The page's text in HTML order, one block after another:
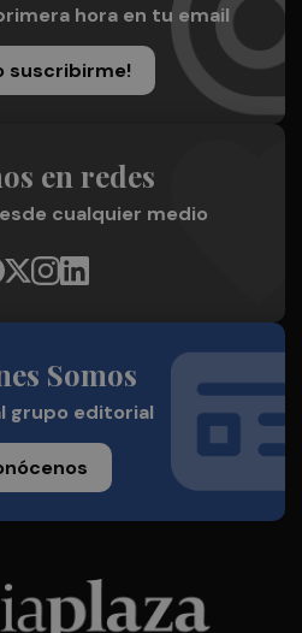
hora en tu email
suscribirme!
en redes
cualquier medio
Somos
grupo editorial